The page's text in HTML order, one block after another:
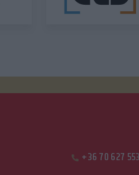
+36 70 627